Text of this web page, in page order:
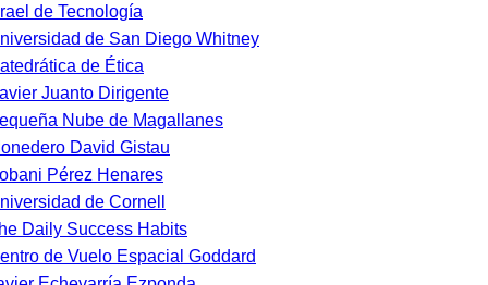
de Tecnología
de San Diego Whitney
de Ética
Juanto Dirigente
Nube de Magallanes
David Gistau
Pérez Henares
de Cornell
Daily Success Habits
de Vuelo Espacial Goddard